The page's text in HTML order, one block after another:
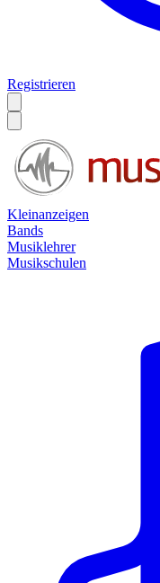
Registrieren
Kleinanzeigen
Bands
Musiklehrer
Musikschulen